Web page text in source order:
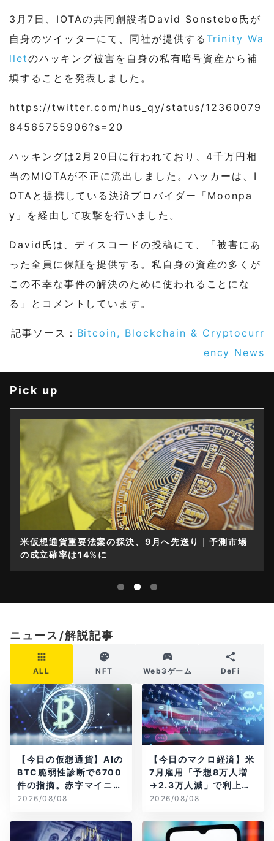
3月7日、IOTAの共同創設者David Sonstebo氏が
自身のツイッターにて、同社が提供する Trinity Wa
lletのハッキング被害を自身の私有暗号資産から補
填することを発表しました。
https://twitter.com/hus_qy/status/12360079
84565755906?s=20
ハッキングは2月20日に行われており、4千万円相
当のMIOTAが不正に流出しました。ハッカーは、I
OTAと提携している決済プロバイダー「Moonpa
y」を経由して攻撃を行いました。
David氏は、ディスコードの投稿にて、「被害にあ
った全員に保証を提供する。私自身の資産の多くが
この不幸な事件の解決のために使われることにな
る」とコメントしています。
記事ソース： Bitcoin, Blockchain & Cryptocurr
ency News
Pick up
米仮想通貨重要法案の採決、9月へ先送り｜予測市場
の成立確率は14%に
ニュース/解説記事
ALL NFT Web3ゲーム DeFi
【今日の仮想通貨】AIの
BTC脆弱性診断で6700
件の指摘。赤字マイニン
グ企業はAIに賭ける
2026/08/08
【今日のマクロ経済】米
7月雇用「予想8万人増
→2.3万人減」で利上げ
観測後退
2026/08/08